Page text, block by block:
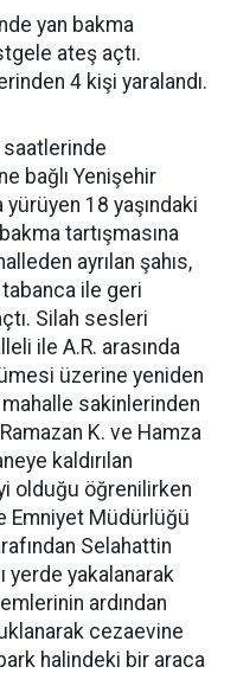
yan bakma
ateş açtı.
4 kişi yaralandı.
saatlerinde
bağlı Yenişehir
18 yaşındaki
tartışmasına
ayrılan şahıs,
ile geri
Silah sesleri
ile A.R. arasında
üzerine yeniden
sakinlerinden
K. ve Hamza
kaldırılan
olduğu öğrenilirken
Emniyet Müdürlüğü
Selahattin
yerde yakalanarak
ardından
cezaevine
halindeki bir araca